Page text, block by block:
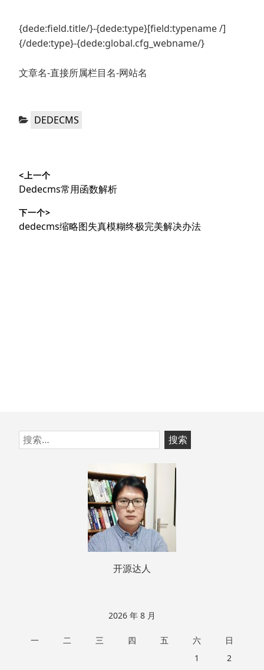
{dede:field.title/}-{dede:type}[field:typename /]
{/dede:type}-{dede:global.cfg_webname/}
文章名-直接所属栏目名-网站名
分
DEDECMS
章
导
航
<上一个
上
文
章：
Dedecms常用函数解析
下一个>
下
dedecms缩略图失真模糊终极完美解决办法
跳
至
搜
索：
开源达人
2026 年 8 月
一 二 三 四 五 六
日
1
2